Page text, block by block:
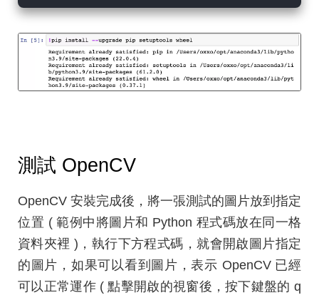
測試 OpenCV
OpenCV 安裝完成後，將一張測試的圖片放到指定
位置 ( 範例中將圖片和 Python 程式碼放在同一格
資料夾裡 )，執行下方程式碼，就會開啟圖片指定
的圖片，如果可以看到圖片，表示 OpenCV 已經
可以正常運作 ( 點擊開啟的視窗後，按下鍵盤的 q